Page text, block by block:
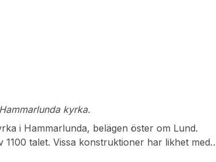
kyrka.
i Hammarlunda, belägen öster om Lund.
talet. Vissa konstruktioner har likhet med